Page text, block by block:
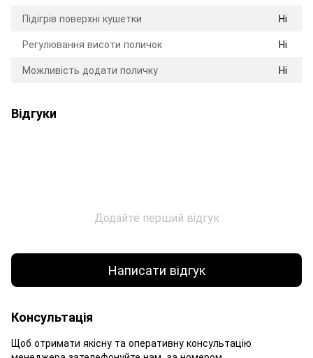
Підігрів поверхні кушетки
Ні
Регулювання висоти поличок
Ні
Можливість додати поличку
Ні
Відгуки
Додайте перший відгук
Написати відгук
Консультація
Щоб отримати якісну та оперативну консультацію